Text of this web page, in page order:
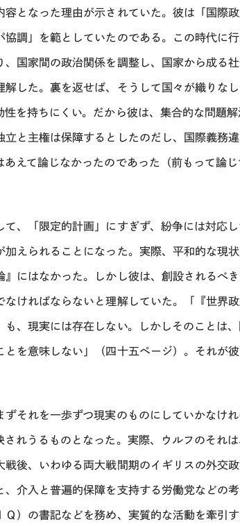
となった理由が示されていた。彼は「国際
調」を範としていたのである。この時代に
国家間の政治関係を調整し、国家から成る
した。裏を返せば、そうして国々が織りな
を持ちにくい。だから彼は、集合的な問題
と主権は保障するとしたのだし、国際義務違
えて論じなかったのであった（前もって論
、「限定的計画」にすぎず、紛争には対応
えられることになった。実際、平和的な現
にはなかった。しかし彼は、創設されるべ
ければならないと理解していた。「『世界
、現実には存在しない。しかしそのことは
を意味しない」（四十五ページ）。それが
それを一歩ずつ現実のものにしていかなけ
れうるものとなった。実際、ウルフのそれ
後、いわゆる両大戦間期のイギリスの外交
介入と普遍的保障を支持する労働党などの
）の書記などを務め、実質的な活動を牽引す